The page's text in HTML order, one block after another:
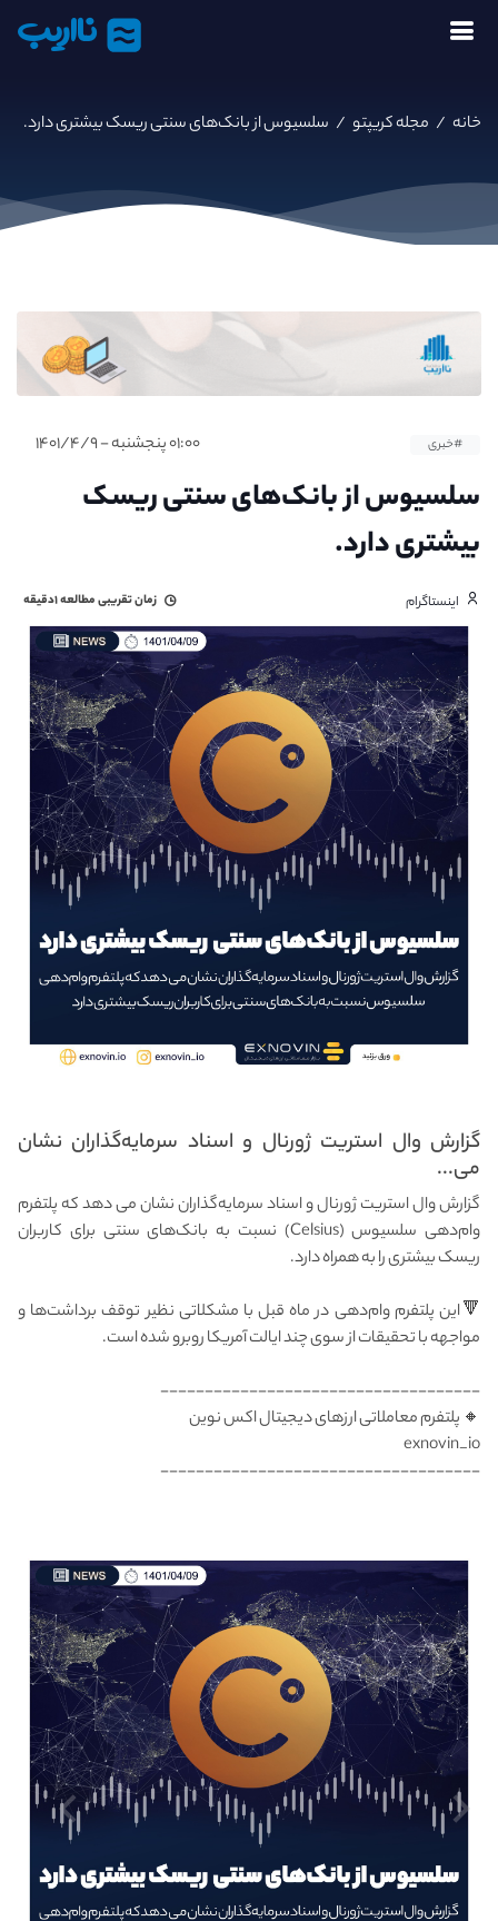
نااریب
خانه / مجله کریپتو / سلسیوس از بانک‌های سنتی ریسک بیشتری دارد.
#خبری ۰۱:۰۰ پنجشنبه - ۱۴۰۱/۴/۹
سلسیوس از بانک‌های سنتی ریسک
بیشتری دارد.
اینستاگرام زمان تقریبی مطالعه۱دقیقه
گزارش وال استریت ژورنال و اسناد سرمایه‌گذاران نشان
می...
گزارش وال استریت ژورنال و اسناد سرمایه‌گذاران نشان می دهد که پلتفرم
وام‌دهی سلسیوس (Celsius) نسبت به بانک‌های سنتی برای کاربران
ریسک بیشتری را به همراه دارد.
🔻این پلتفرم وام‌دهی در ماه قبل با مشکلاتی نظیر توقف برداشت‌ها و
مواجهه با تحقیقات از سوی چند ایالت آمریکا روبرو شده است.
------------------------------------
🔸 پلتفرم معاملاتی ارزهای دیجیتال اکس نوین
exnovin_io
------------------------------------